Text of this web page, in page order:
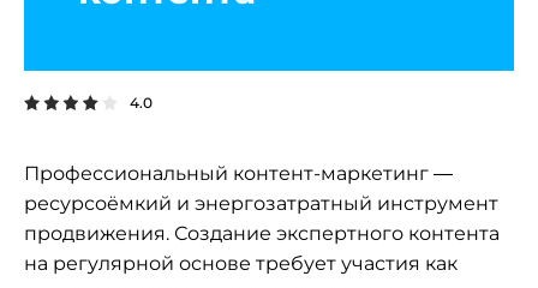
4.0
Профессиональный контент-маркетинг —
ресурсоёмкий и энергозатратный инструмент
продвижения. Создание экспертного контента
на регулярной основе требует участия как